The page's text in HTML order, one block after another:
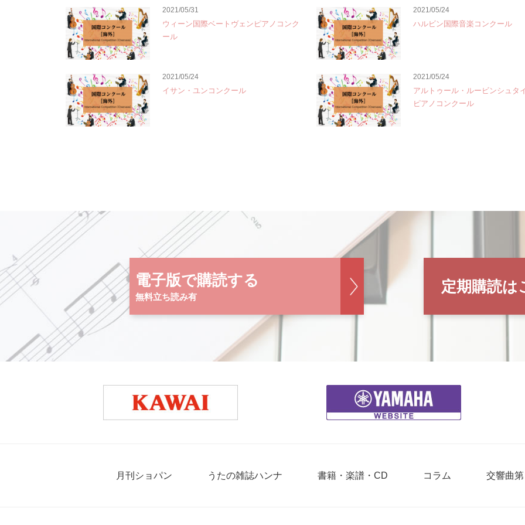
2021/05/31
ウィーン国際ベートヴェンピアノコンク
ール
2021/05/24
ハルビン国際音楽コンクール
2021/05/24
イサン・ユンコンクール
2021/05/24
アルトゥール・ルービンシュタ
ピアノコンクール
電子版で購読する
無料立ち読み有
定期購読は
月刊ショパン うたの雑誌ハンナ 書籍・楽譜・CD コラム 交響曲